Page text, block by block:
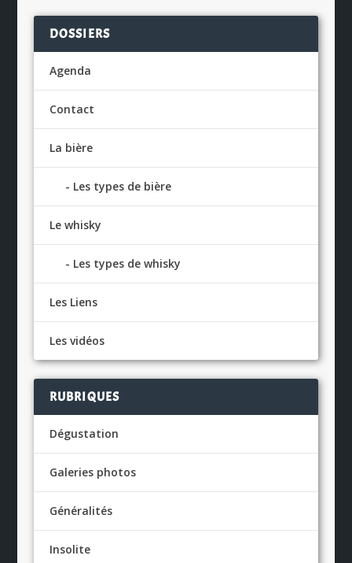
DOSSIERS
Agenda
Contact
La bière
Les types de bière
Le whisky
Les types de whisky
Les Liens
Les vidéos
RUBRIQUES
Dégustation
Galeries photos
Généralités
Insolite